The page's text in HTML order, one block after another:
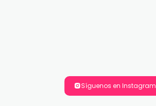
Síguenos en Instagram